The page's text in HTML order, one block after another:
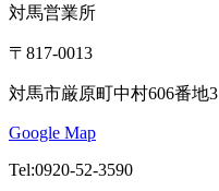
対馬営業所
〒817-0013
対馬市厳原町中村606番地3
Google Map
Tel:0920-52-3590